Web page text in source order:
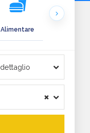
Alimentare